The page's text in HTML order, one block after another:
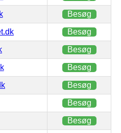
Besøg
Besøg
Besøg
Besøg
Besøg
Besøg
Besøg